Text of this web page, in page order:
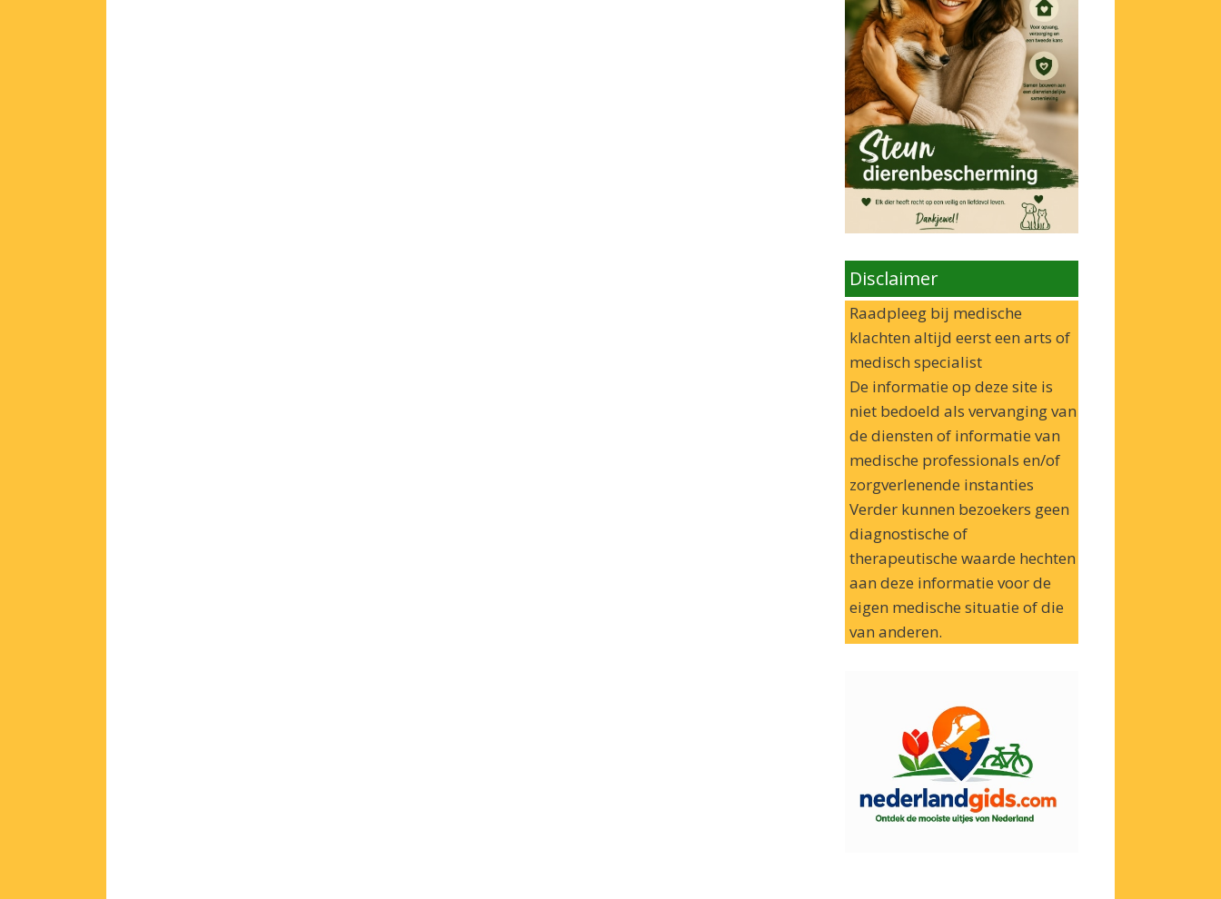
Disclaimer
Raadpleeg bij medische
klachten altijd eerst een arts of
medisch specialist
De informatie op deze site is
niet bedoeld als vervanging van
de diensten of informatie van
medische professionals en/of
zorgverlenende instanties
Verder kunnen bezoekers geen
diagnostische of
therapeutische waarde hechten
aan deze informatie voor de
eigen medische situatie of die
van anderen.